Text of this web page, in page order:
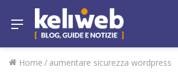
Menu
Home / aumentare sicurezza wordpress